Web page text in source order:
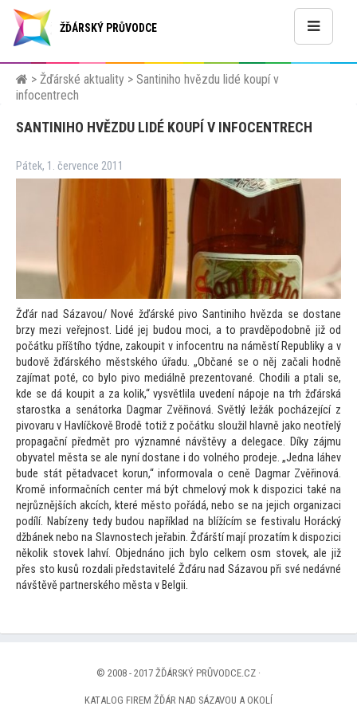
ŽĎÁRSKÝ PRŮVODCE
> Žďárské aktuality > Santiniho hvězdu lidé koupí v
infocentrech
SANTINIHO HVĚZDU LIDÉ KOUPÍ V INFOCENTRECH
Pátek, 1. července 2011
Žďár nad Sázavou/ Nové žďárské pivo Santiniho hvězda se dostane
brzy mezi veřejnost. Lidé jej budou moci, a to pravděpodobně již od
počátku příštího týdne, zakoupit v infocentru na náměstí Republiky a v
budově žďárského městského úřadu. „Občané se o něj začali hodně
zajímat poté, co bylo pivo mediálně prezentované. Chodili a ptali se,
kde se dá koupit a za kolik,“ vysvětlila uvedení nápoje na trh žďárská
starostka a senátorka Dagmar Zvěřinová. Světlý ležák pocházející z
pivovaru v Havlíčkově Brodě totiž z počátku sloužil hlavně jako neotřelý
propagační předmět pro významné návštěvy a delegace. Díky zájmu
obyvatel města se ale nyní dostane i do volného prodeje. „Jedna láhev
bude stát pětadvacet korun,“ informovala o ceně Dagmar Zvěřinová.
Kromě informačních center má být chmelový mok k dispozici také na
nejrůznějších akcích, které město pořádá, nebo se na jejich organizaci
podílí. Nabízeny tedy budou například na blížícím se festivalu Horácký
džbánek nebo na Slavnostech jeřabin. Žďárští mají prozatím k dispozici
několik stovek lahví. Objednáno jich bylo celkem osm stovek, ale již
přes sto kusů rozdali představitelé Žďáru nad Sázavou při své nedávné
návštěvě partnerského města v Belgii.
© 2008 - 2017 ŽĎÁRSKÝ PRŮVODCE.CZ ·
KATALOG FIREM ŽĎÁR NAD SÁZAVOU A OKOLÍ